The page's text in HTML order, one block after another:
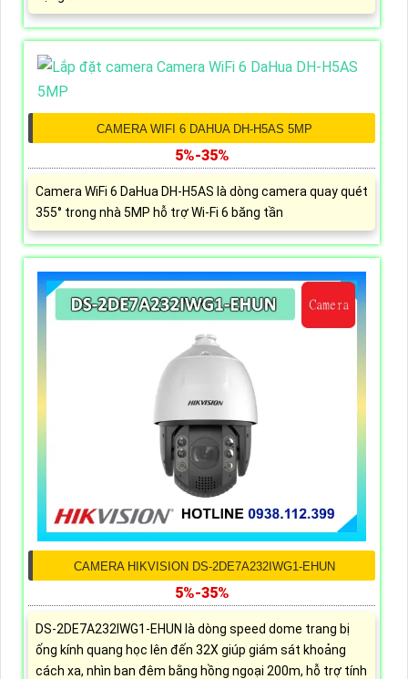
CAMERA WIFI 6 DAHUA DH-H5AS 5MP
5%-35%
Camera WiFi 6 DaHua DH-H5AS là dòng camera quay quét
355° trong nhà 5MP hỗ trợ Wi-Fi 6 băng tần
CAMERA HIKVISION DS-2DE7A232IWG1-EHUN
5%-35%
DS-2DE7A232IWG1-EHUN là dòng speed dome trang bị
ống kính quang học lên đến 32X giúp giám sát khoảng
cách xa, nhìn ban đêm bằng hồng ngoại 200m, hỗ trợ tính